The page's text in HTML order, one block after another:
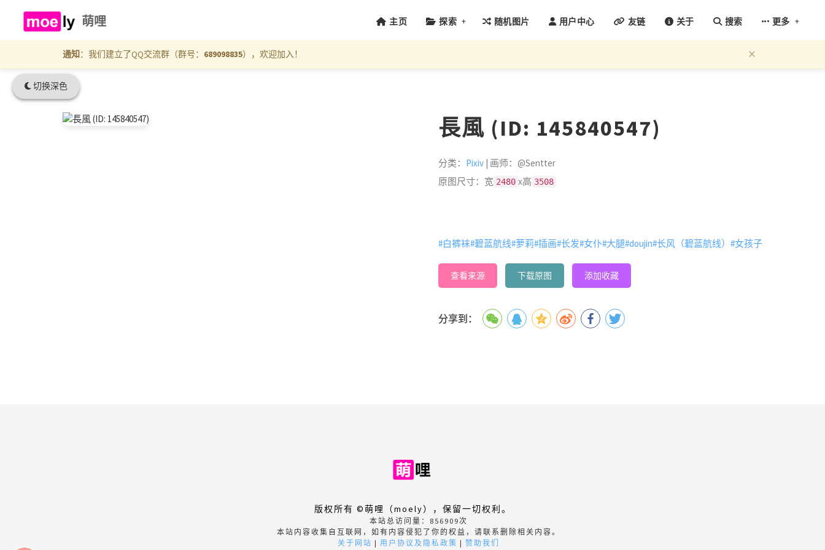
切换深色
萌哩 主页 探索 + 随机图片 用户中心 友链 关于 搜索 更多 +
通知：我们建立了QQ交流群（群号： 689098835），欢迎加入！ ×
長風 (ID: 145840547)
分类： Pixiv | 画师：@Sentter
原图尺寸：宽 2480 x高 3508
#白裤袜#碧蓝航线#萝莉#插画#长发#女仆#大腿#doujin#长风（碧蓝航线） #女孩子
查看来源 下载原图 添加收藏
分享到：
版权所有 ©萌哩（moely），保留一切权利。
本站总访问量： 856909次
本站内容收集自互联网，如有内容侵犯了你的权益，请联系删除相关内容。
关于网站 | 用户协议及隐私政策 | 赞助我们